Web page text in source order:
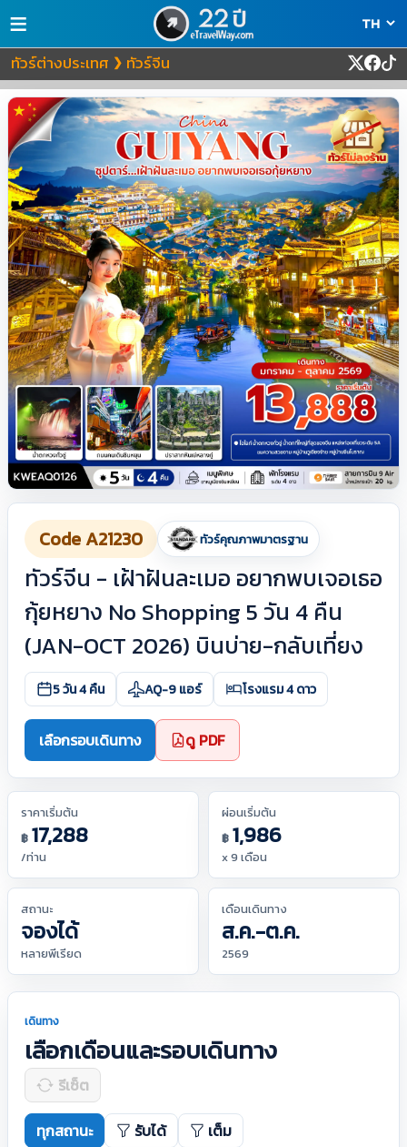
≡
ทัวร์ต่างประเทศ ❯ ทัวร์จีน
Code A21230 ทัวร์คุณภาพมาตรฐาน
ทัวร์จีน - เฝ้าฝันละเมอ อยากพบเจอเธอ
กุ้ยหยาง No Shopping 5 วัน 4 คืน
(JAN-OCT 2026) บินบ่าย-กลับเที่ยง
5 วัน 4 คืน AQ-9 แอร์ โรงแรม 4 ดาว
เลือกรอบเดินทาง ดู PDF
ราคาเริ่มต้น
฿ 17,288
/ท่าน
ผ่อนเริ่มต้น
฿ 1,986
x 9 เดือน
สถานะ
จองได้
หลายพีเรียด
เดือนเดินทาง
ส.ค.-ต.ค.
2569
เดินทาง
เลือกเดือนและรอบเดินทาง
รีเซ็ต
ทุกสถานะ รับได้
เต็ม